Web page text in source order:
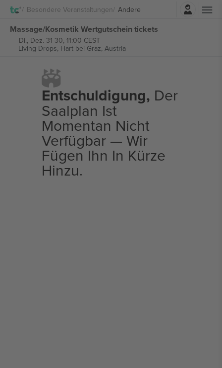
Besondere Veranstaltungen Andere
Einloggen
Massage/Kosmetik Wertgutschein tickets
Di., Dez. 31 30, 11:00 CEST
Living Drops, Hart bei Graz, Austria
Entschuldigung, Der
Saalplan Ist
Momentan Nicht
Verfügbar — Wir
Fügen Ihn In Kürze
Hinzu.